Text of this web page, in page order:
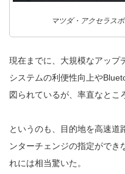
マツダ・アクセラス
現在までに、大規模なアップ
システムの利便性向上や
図られているが、率直なとこ
というのも、目的地を高速道
ンターチェンジの指定ができ
れには相当驚いた。